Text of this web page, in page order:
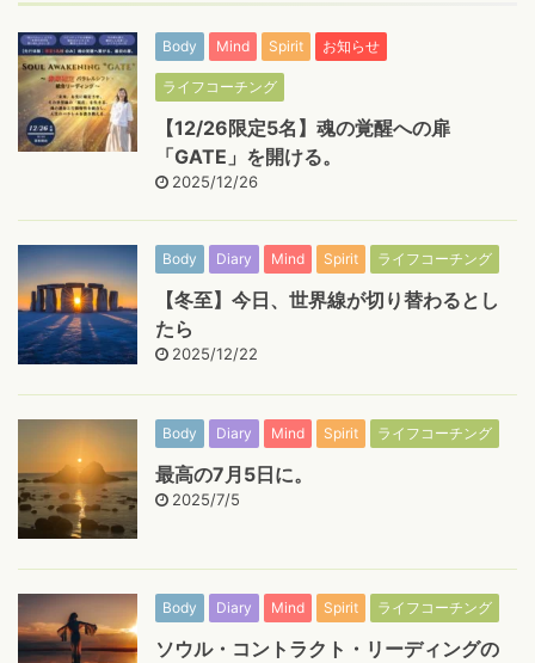
Body Mind Spirit お知らせ
ライフコーチング
【12/26限定5名】魂の覚醒への扉
「GATE」を開ける。
2025/12/26
Body Diary Mind Spirit ライフコーチング
【冬至】今日、世界線が切り替わるとし
たら
2025/12/22
Body Diary Mind Spirit ライフコーチング
最高の7月5日に。
2025/7/5
Body Diary Mind Spirit ライフコーチング
ソウル・コントラクト・リーディングの